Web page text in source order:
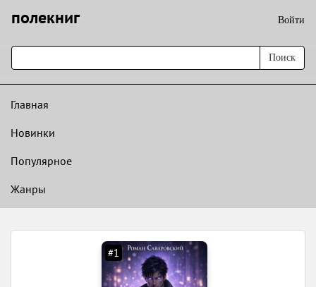
полекниг Войти
Поиск
Главная
Новинки
Популярное
Жанры
#1